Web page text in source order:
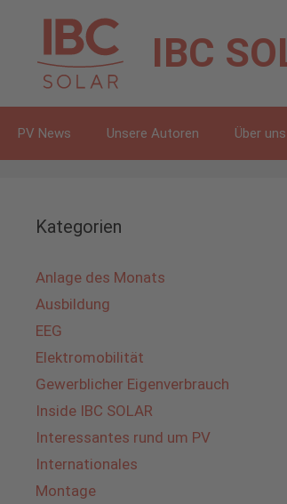
springen
IBC
PV News Unsere Autoren Über uns
Kategorien
Anlage des Monats
Ausbildung
EEG
Elektromobilität
Gewerblicher Eigenverbrauch
Inside IBC SOLAR
Interessantes rund um PV
Internationales
Montage